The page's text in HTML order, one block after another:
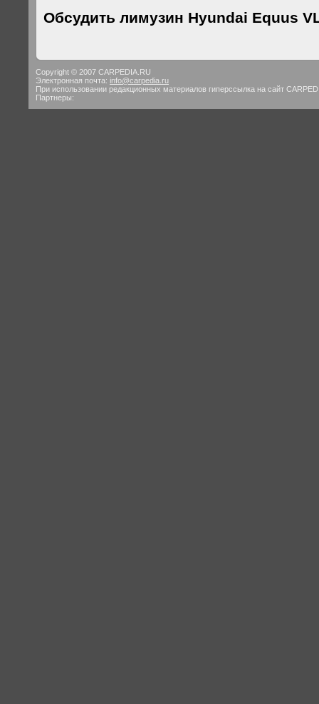
Обсудить лимузин Hyundai Equus
Copyright © 2007 CARPEDIA.RU
Электронная почта: info@carpedia.ru
При использовании редакционных материалов гиперссылка на сайт
Партнеры: